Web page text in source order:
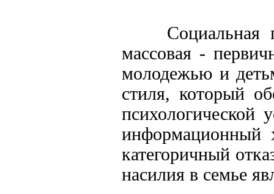
Социальная
массовая -
молодежью и
стиля, который
психологической
информационный
категоричный
насилия в семье